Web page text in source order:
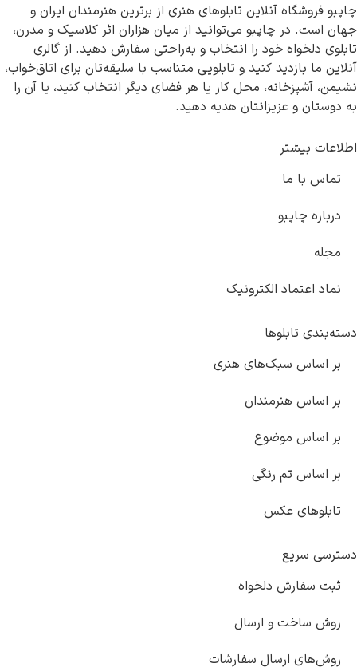
چاپبو فروشگاه آنلاین تابلوهای هنری از برترین هنرمندان ایران و
جهان است. در چاپبو می‌توانید از میان هزاران اثر کلاسیک و مدرن،
تابلوی دلخواه خود را انتخاب و به‌راحتی سفارش دهید. از گالری
آنلاین ما بازدید کنید و تابلویی متناسب با سلیقه‌تان برای اتاق‌خواب،
نشیمن، آشپزخانه، محل کار یا هر فضای دیگر انتخاب کنید، یا آن را
به دوستان و عزیزانتان هدیه دهید.
اطلاعات بیشتر
تماس با ما
درباره چاپبو
مجله
نماد اعتماد الکترونیک
دسته‌بندی تابلوها
بر اساس سبک‌های هنری
بر اساس هنرمندان
بر اساس موضوع
بر اساس تم رنگی
تابلوهای عکس
دسترسی سریع
ثبت سفارش دلخواه
روش ساخت و ارسال
روش‌های ارسال سفارشات